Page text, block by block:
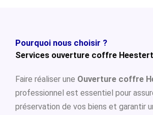
Pourquoi nous choisir ?
Services ouverture coffre
Faire réaliser une Ouverture coffre
professionnel est essentiel pour
préservation de vos biens et garantir